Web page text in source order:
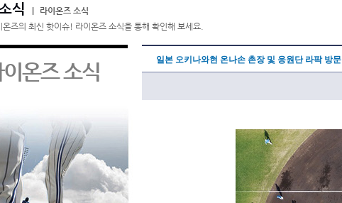
식
라이온즈 소식
온즈의 최신 핫이슈! 라이온즈 소식을 통해 확인해 보세요.
온즈 소식 일본 오키나와현 온나손 촌장 및 응원단 라팍 방문